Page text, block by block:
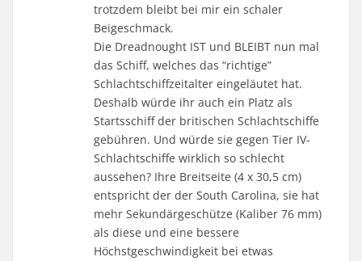
trotzdem bleibt bei mir ein schaler
Beigeschmack.
Die Dreadnought IST und BLEIBT nun mal
das Schiff, welches das “richtige”
Schlachtschiffzeitalter eingeläutet hat.
Deshalb würde ihr auch ein Platz als
Startsschiff der britischen Schlachtschiffe
gebühren. Und würde sie gegen Tier IV-
Schlachtschiffe wirklich so schlecht
aussehen? Ihre Breitseite (4 x 30,5 cm)
entspricht der der South Carolina, sie hat
mehr Sekundärgeschütze (Kaliber 76 mm)
als diese und eine bessere
Höchstgeschwindigkeit bei etwas